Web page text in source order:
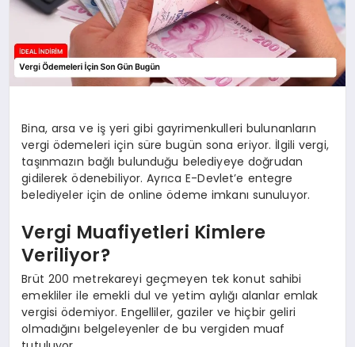
Bina, arsa ve iş yeri gibi gayrimenkulleri bulunanların
vergi ödemeleri için süre bugün sona eriyor. İlgili vergi,
taşınmazın bağlı bulunduğu belediyeye doğrudan
gidilerek ödenebiliyor. Ayrıca E-Devlet’e entegre
belediyeler için de online ödeme imkanı sunuluyor.
Vergi Muafiyetleri Kimlere
Veriliyor?
Brüt 200 metrekareyi geçmeyen tek konut sahibi
emekliler ile emekli dul ve yetim aylığı alanlar emlak
vergisi ödemiyor. Engelliler, gaziler ve hiçbir geliri
olmadığını belgeleyenler de bu vergiden muaf